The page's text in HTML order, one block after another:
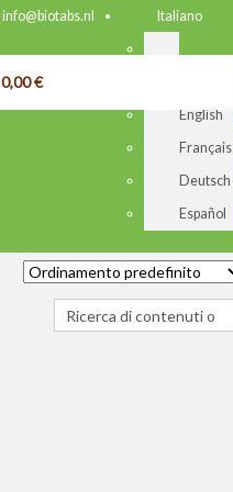
Italiano
English
Français
Deutsch
Español
info@biotabs.nl
0,00€